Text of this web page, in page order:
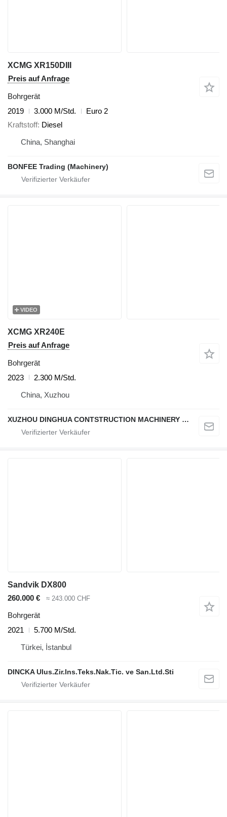
XCMG XR150DIII
Preis auf Anfrage
Bohrgerät
2019
3.000 M/Std.
Euro 2
Kraftstoff Diesel
China, Shanghai
BONFEE Trading (Machinery)
VIDEO
XCMG XR240E
Preis auf Anfrage
Bohrgerät
2023
2.300 M/Std.
China, Xuzhou
XUZHOU DINGHUA CONTSTRUCTION MACHINERY CO., LTD.
Sandvik DX800
260.000 €
≈ 243.000 CHF
Bohrgerät
2021
5.700 M/Std.
Türkei, İstanbul
DINCKA Ulus.Zir.Ins.Teks.Nak.Tic. ve San.Ltd.Sti